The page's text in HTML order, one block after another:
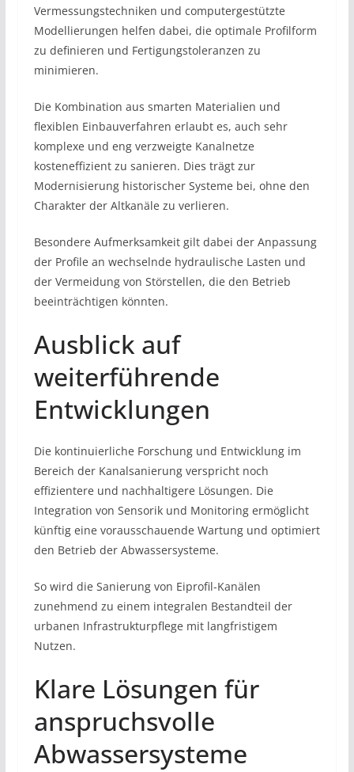
Vermessungstechniken und computergestützte
Modellierungen helfen dabei, die optimale Profilform
zu definieren und Fertigungstoleranzen zu
minimieren.
Die Kombination aus smarten Materialien und
flexiblen Einbauverfahren erlaubt es, auch sehr
komplexe und eng verzweigte Kanalnetze
kosteneffizient zu sanieren. Dies trägt zur
Modernisierung historischer Systeme bei, ohne den
Charakter der Altkanäle zu verlieren.
Besondere Aufmerksamkeit gilt dabei der Anpassung
der Profile an wechselnde hydraulische Lasten und
der Vermeidung von Störstellen, die den Betrieb
beeinträchtigen könnten.
Ausblick auf
weiterführende
Entwicklungen
Die kontinuierliche Forschung und Entwicklung im
Bereich der Kanalsanierung verspricht noch
effizientere und nachhaltigere Lösungen. Die
Integration von Sensorik und Monitoring ermöglicht
künftig eine vorausschauende Wartung und optimiert
den Betrieb der Abwassersysteme.
So wird die Sanierung von Eiprofil-Kanälen
zunehmend zu einem integralen Bestandteil der
urbanen Infrastrukturpflege mit langfristigem
Nutzen.
Klare Lösungen für
anspruchsvolle
Abwassersysteme